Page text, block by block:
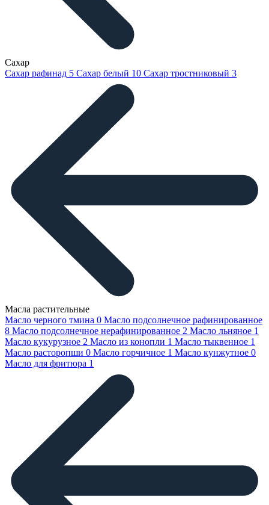
Сахар
Сахар рафинад 5 Сахар белый 10 Сахар тростниковый 3
Масла растительные
Масло черного тмина 0 Масло подсолнечное рафинированное
8 Масло подсолнечное нерафинированное 2 Масло льняное 1
Масло кукурузное 2 Масло из конопли 1 Масло тыквенное 1
Масло расторопши 0 Масло горчичное 1 Масло кунжутное 0
Масло для фритюра 1